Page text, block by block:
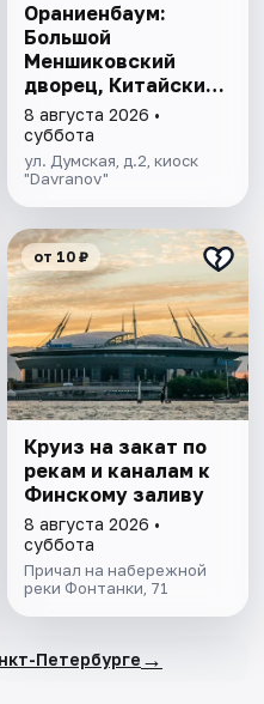
Ораниенбаум:
Большой
Меншиковский
дворец, Китайский
дворец, парк
8 августа 2026 •
суббота
ул. Думская, д.2, киоск
"Davranov"
от 10 ₽
Круиз на закат по
рекам и каналам к
Финскому заливу
8 августа 2026 •
суббота
Причал на набережной
реки Фонтанки, 71
Петербурге →